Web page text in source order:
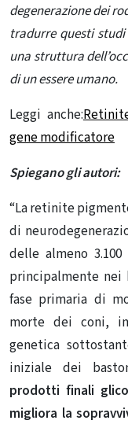
degenerazione dei
tradurre questi
una struttura
di un essere umano.
Leggi anche:
gene modificatore
Spiegano gli autori:
“La retinite
di
delle almeno
principalmente nei
fase primaria di
morte dei coni,
genetica
iniziale dei
prodotti finali
migliora la